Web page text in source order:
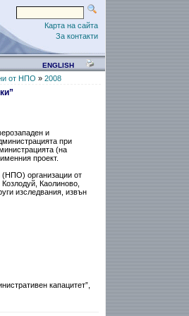
Карта на сайта
За контакти
ENGLISH
от НПО » 2008
и
при
(на
проект.
(НПО) организации от
Каолиново,
изследвания, извън
капацитет”,